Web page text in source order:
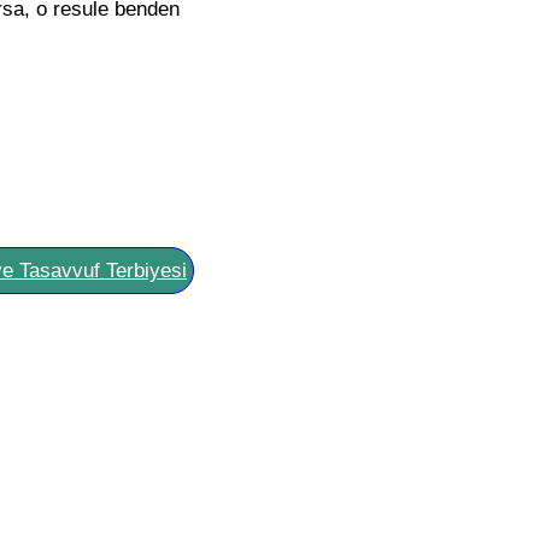
o resule benden
Tasavvuf Terbiyesi